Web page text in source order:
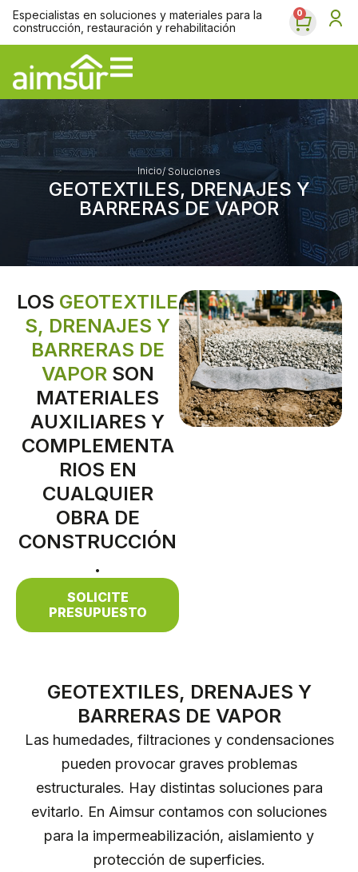
Especialistas en soluciones y materiales para la
construcción, restauración y rehabilitación
0
Inicio/ Soluciones
GEOTEXTILES, DRENAJES Y
BARRERAS DE VAPOR
LOS GEOTEXTILE
S, DRENAJES Y
BARRERAS DE
VAPORSON
MATERIALES
AUXILIARES Y
COMPLEMENTA
RIOS EN
CUALQUIER
OBRA DE
CONSTRUCCIÓN
.
SOLICITE
PRESUPUESTO
GEOTEXTILES, DRENAJES Y
BARRERAS DE VAPOR
Las humedades, filtraciones y condensaciones
pueden provocar graves problemas
estructurales. Hay distintas soluciones para
evitarlo. En Aimsur contamos con soluciones
para la impermeabilización, aislamiento y
protección de superficies.